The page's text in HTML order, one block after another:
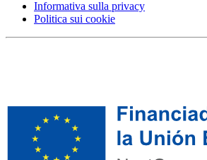
Informativa sulla privacy
Politica sui cookie